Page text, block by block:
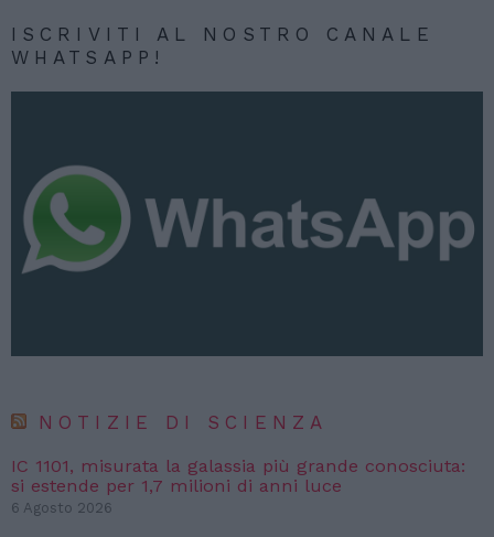
ISCRIVITI AL NOSTRO CANALE
WHATSAPP!
NOTIZIE DI SCIENZA
IC 1101, misurata la galassia più grande conosciuta:
si estende per 1,7 milioni di anni luce
6 Agosto 2026